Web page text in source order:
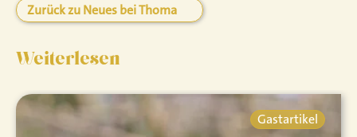
Zurück zu Neues bei Thoma
Weiterlesen
Gastartikel